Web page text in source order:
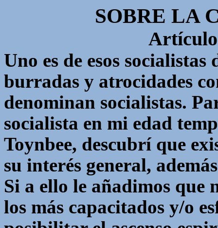
SOBRE LA
Artículo
Uno es de esos
burradas y atrocidades
denominan socialistas.
socialista en mi edad
Toynbee, descubrí que
su interés general,
Si a ello le añadimos que
los más capacitados y/o